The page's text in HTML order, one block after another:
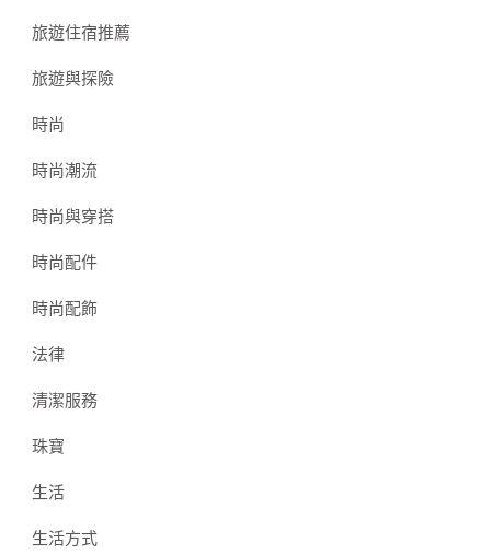
旅遊住宿推薦
旅遊與探險
時尚
時尚潮流
時尚與穿搭
時尚配件
時尚配飾
法律
清潔服務
珠寶
生活
生活方式